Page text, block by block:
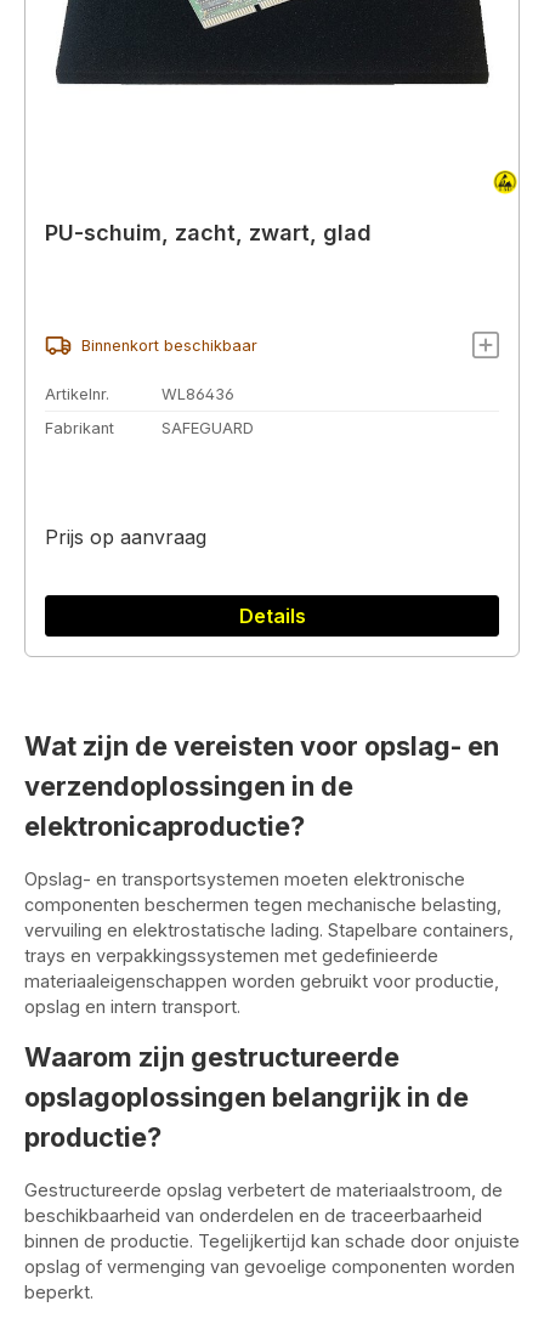
PU-schuim, zacht, zwart, glad
Binnenkort beschikbaar
Artikelnr.
WL86436
Fabrikant
SAFEGUARD
Prijs op aanvraag
Details
Wat zijn de vereisten voor opslag- en
verzendoplossingen in de
elektronicaproductie?
Opslag- en transportsystemen moeten elektronische
componenten beschermen tegen mechanische belasting,
vervuiling en elektrostatische lading. Stapelbare containers,
trays en verpakkingssystemen met gedefinieerde
materiaaleigenschappen worden gebruikt voor productie,
opslag en intern transport.
Waarom zijn gestructureerde
opslagoplossingen belangrijk in de
productie?
Gestructureerde opslag verbetert de materiaalstroom, de
beschikbaarheid van onderdelen en de traceerbaarheid
binnen de productie. Tegelijkertijd kan schade door onjuiste
opslag of vermenging van gevoelige componenten worden
beperkt.